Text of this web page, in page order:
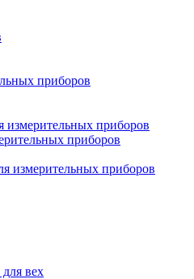
приборов
приборов
приборов
измерительных приборов
вех